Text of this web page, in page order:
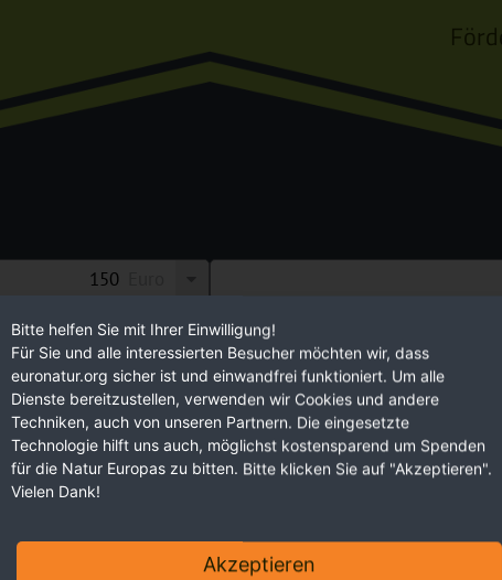
Sie Ihre Möglichkeiten,
lebenswerte
EuroNatur setzt auf langfristig
Mit Ihren regelmäßigen
Planungssicherheit.
Bitte helfen Sie mit Ihrer Einwilligung!
Für Sie und alle interessierten Besucher möchten wir, dass
euronatur.org sicher ist und einwandfrei funktioniert. Um alle
Dienste bereitzustellen, verwenden wir Cookies und andere
Techniken, auch von unseren Partnern. Die eingesetzte
Technologie hilft uns auch, möglichst kostensparend um Spenden
für die Natur Europas zu bitten. Bitte klicken Sie auf "Akzeptieren".
Vielen Dank!
Akzeptieren